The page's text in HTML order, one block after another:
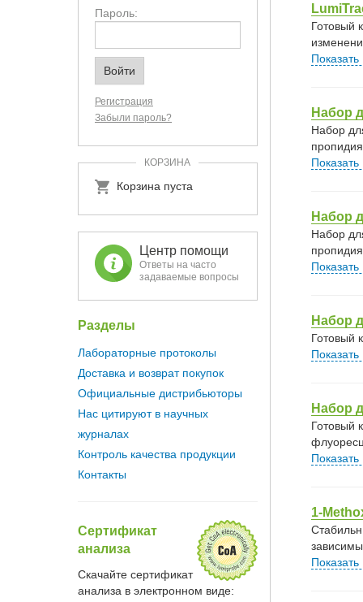
Готовый
Набор
Набор
пропидия.
Набор
Набор
пропидия.
Набор
Готовый
Набор
Готовый
1-
Пароль:
Регистрация
Забыли пароль?
КОРЗИНА
Корзина пуста
Центр помощи
Ответы на часто
задаваемые вопросы
Разделы
Лабораторные протоколы
Доставка и возврат покупок
Официальные дистрибьюторы
Нас цитируют в научных
журналах
Контроль качества продукции
Контакты
Сертификат
анализа
Скачайте сертификат
анализа в электронном виде: